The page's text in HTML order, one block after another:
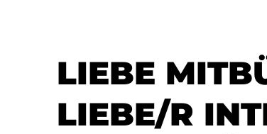
LIEBE
LIEBE/R